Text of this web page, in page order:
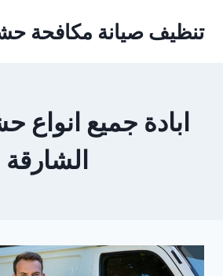
تنظيف صيانة مكافحة
ابادة جميع
الشارقة